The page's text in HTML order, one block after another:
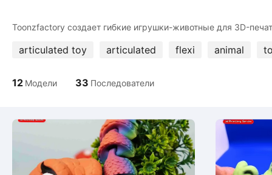
articulated toy articulated flexi animal
12 Модели 33 Последователи